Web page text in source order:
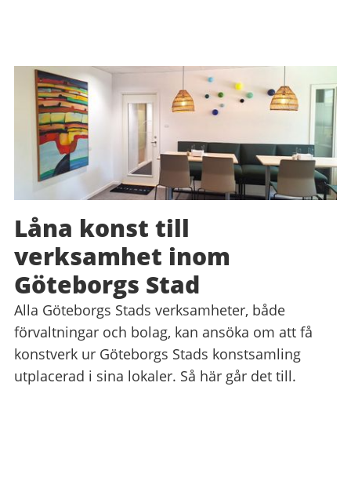
Låna konst till
verksamhet inom
Göteborgs Stad
Alla Göteborgs Stads verksamheter, både
förvaltningar och bolag, kan ansöka om att få
konstverk ur Göteborgs Stads konstsamling
utplacerad i sina lokaler. Så här går det till.